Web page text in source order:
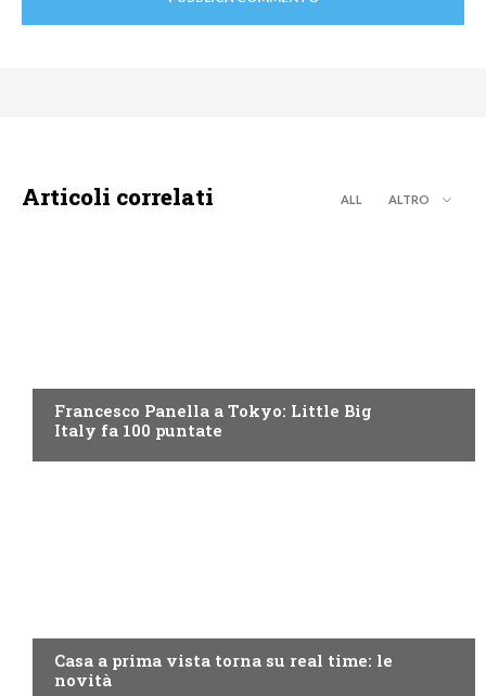
Articoli correlati ALL ALTRO
Francesco Panella a Tokyo: Little Big
Italy fa 100 puntate
Casa a prima vista torna su real time: le
novità